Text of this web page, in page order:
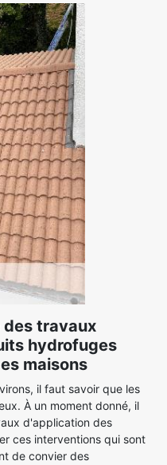
des travaux
hydrofuges
maisons
il faut savoir que les
À un moment donné, il
d'application des
ces interventions qui sont
de convier des